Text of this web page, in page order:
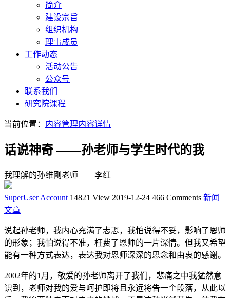
简介
建设宗旨
组织机构
理事成员
工作动态
活动公告
公众号
联系我们
研究院课程
当前位置： 内容管理内容详情
话说神奇 ——孙老师与学生时代的我
我理解的孙维刚老师——李红
SuperUser Account 14821 View 2019-12-24 466 Comments 新闻
文章
说起孙老师，我内心充满了忐忑，我怕说得不妥，影响了恩师
的形象；我怕说得不准，枉费了恩师的一片深情。但我又希望
能有一种方式表达，表达我对恩师深深的思念和由衷的感谢。
2002年的1月，敬爱的孙老师离开了我们，悲痛之中我猛然意
识到，老师对我的爱与呵护即将且永远将告一个段落，从此以